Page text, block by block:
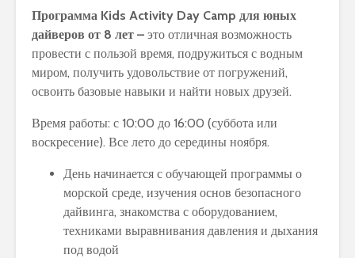
Программа Kids Activity Day Camp для юных
дайверов от 8 лет – это отличная возможность
провести с пользой время, подружиться с водным
миром, получить удовольствие от погружений,
освоить базовые навыки и найти новых друзей.
Время работы: с 10:00 до 16:00 (суббота или
воскресение). Все лето до середины ноября.
День начинается с обучающей программы о
морской среде, изучения основ безопасного
дайвинга, знакомства с оборудованием,
техниками выравнивания давления и дыхания
под водой